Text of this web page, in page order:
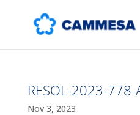
RESOL-2023-778-
Nov 3, 2023